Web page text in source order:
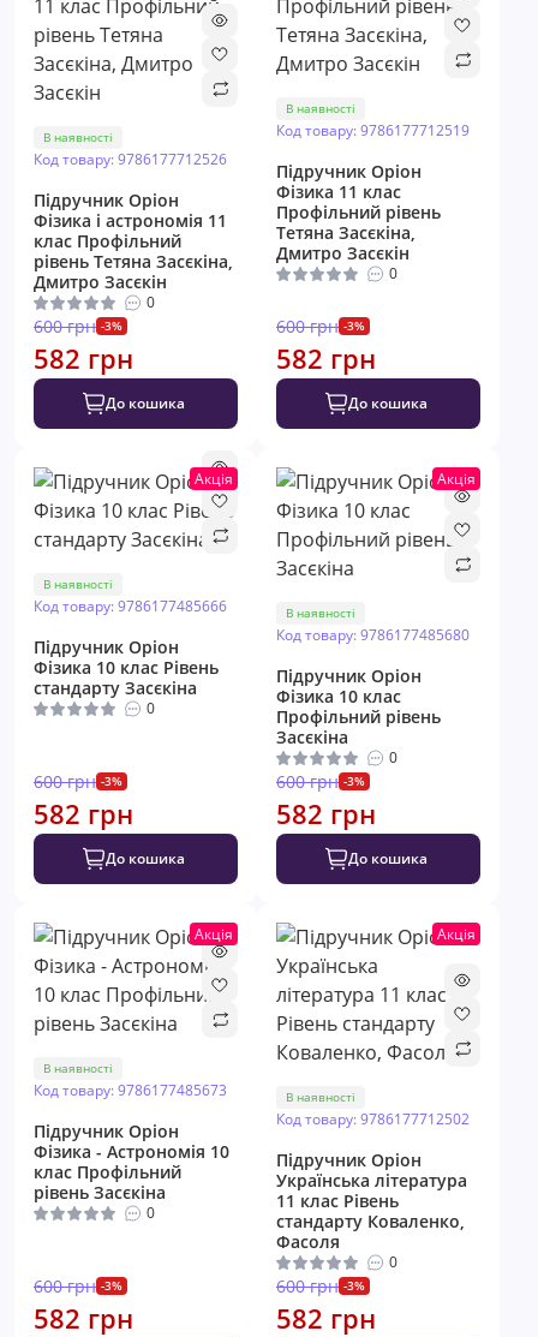
В наявності
Код товару: 9786177712526
Підручник Оріон ​
Фізика і астрономія 11
клас Профільний
рівень Тетяна Засєкіна,
Дмитро Засєкін
0
600 грн -3%
582 грн
До кошика
В наявності
Код товару: 9786177712519
Підручник Оріон ​
Фізика 11 клас
Профільний рівень
Тетяна Засєкіна,
Дмитро Засєкін
0
600 грн -3%
582 грн
До кошика
Акція
В наявності
Код товару: 9786177485666
Підручник Оріон ​
Фізика 10 клас Рівень
стандарту Засєкіна
0
600 грн -3%
582 грн
До кошика
Акція
В наявності
Код товару: 9786177485680
Підручник Оріон ​
Фізика 10 клас
Профільний рівень
Засєкіна
0
600 грн -3%
582 грн
До кошика
Акція
В наявності
Код товару: 9786177485673
Підручник Оріон ​
Фізика - Астрономія 10
клас Профільний
рівень Засєкіна
0
600 грн -3%
582 грн
Акція
В наявності
Код товару: 9786177712502
Підручник Оріон ​
Українська література
11 клас Рівень
стандарту Коваленко,
Фасоля
0
600 грн -3%
582 грн